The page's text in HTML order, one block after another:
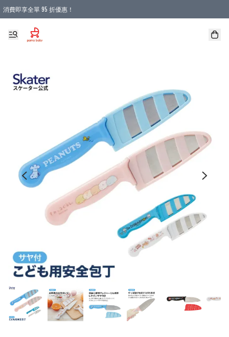
消費即享全單 95 折優惠！
購物滿 HKD 900.00即享免運費優惠！（適用於 本地送貨、本地取貨 )